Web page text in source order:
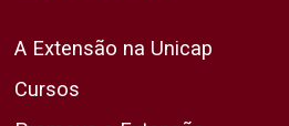
A Extensão na Unicap
Cursos